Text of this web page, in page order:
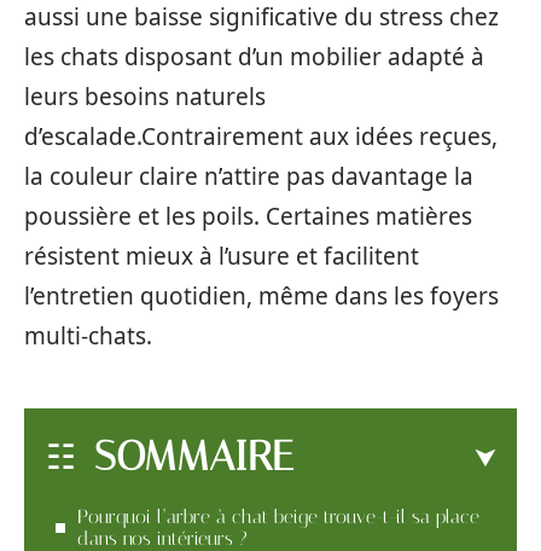
aussi une baisse significative du stress chez
les chats disposant d’un mobilier adapté à
leurs besoins naturels
d’escalade.Contrairement aux idées reçues,
la couleur claire n’attire pas davantage la
poussière et les poils. Certaines matières
résistent mieux à l’usure et facilitent
l’entretien quotidien, même dans les foyers
multi-chats.
SOMMAIRE
Pourquoi l’arbre à chat beige trouve-t-il sa place
dans nos intérieurs ?